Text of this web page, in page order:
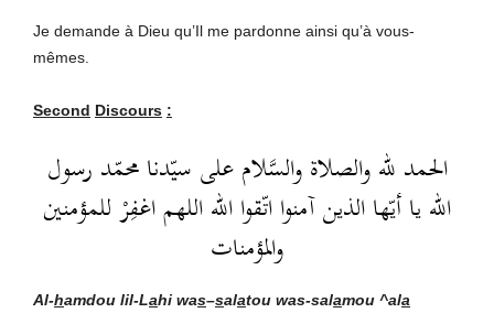
Je demande à Dieu qu’Il me pardonne ainsi qu’à vous-
mêmes.
Second Discours :
الحمد لله والصلاة والسَّلام على سيّدنا محمّد رسول
الله يا أيّها الذين آمنوا اتّقوا الله اللهم اغفِرْ للمؤمنين
والمؤمنات
Al-hamdou lil-Lahi was–salatou was-salamou ^ala